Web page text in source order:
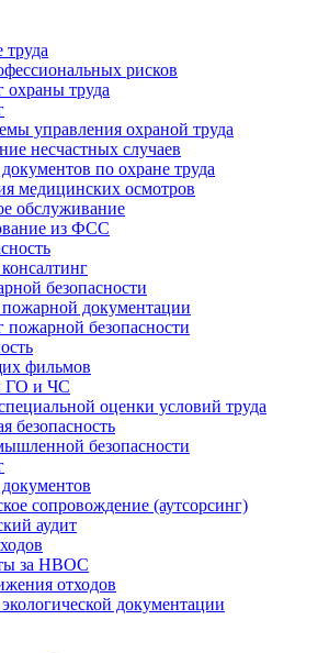
труда
рисков
охраны труда
управления охраной труда
несчастных случаев
документов по охране труда
медицинских осмотров
обслуживание
из ФСС
безопасности
пожарной документации
пожарной безопасности
фильмов
ГО и ЧС
оценки условий труда
безопасность
безопасности
документов
сопровождение (аутсорсинг)
аудит
за НВОС
отходов
экологической документации